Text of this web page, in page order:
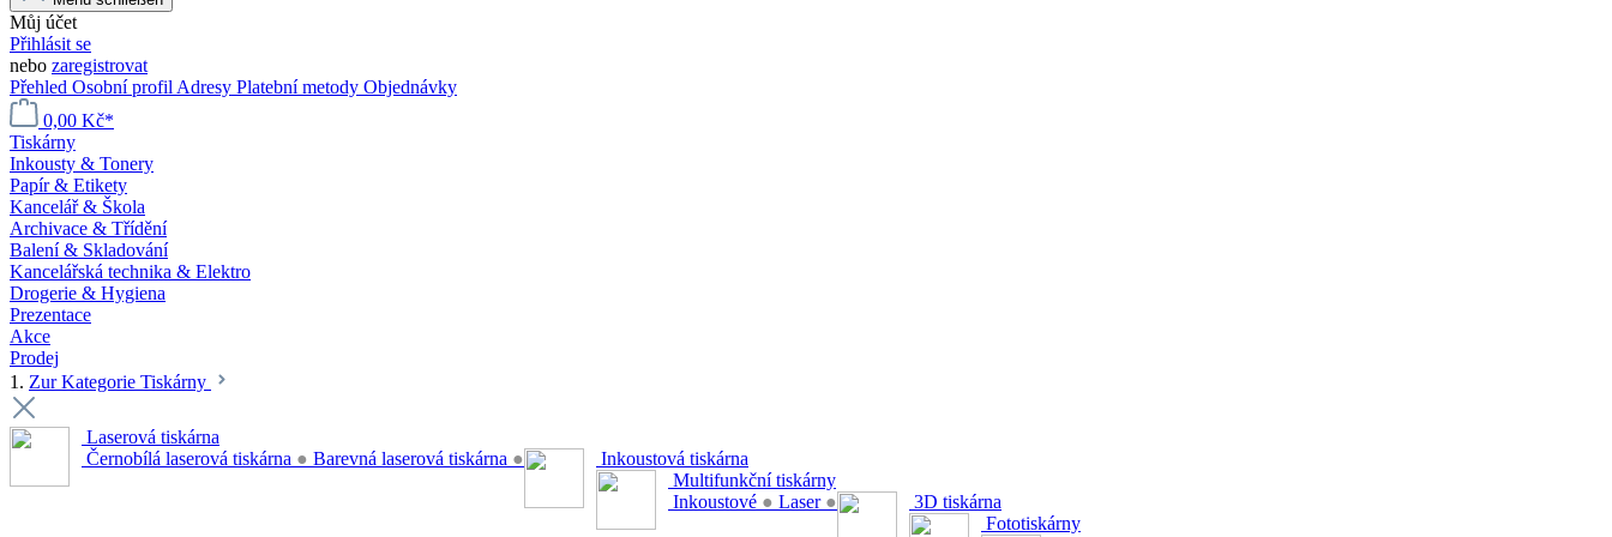
Můj účet
Přihlásit se
nebo zaregistrovat
Přehled Osobní profil Adresy Platební metody Objednávky
0,00 Kč*
Tiskárny
Inkousty & Tonery
Papír & Etikety
Kancelář & Škola
Archivace & Třídění
Balení & Skladování
Kancelářská technika & Elektro
Drogerie & Hygiena
Prezentace
Akce
Prodej
1. Zur Kategorie Tiskárny
Laserová tiskárna
Černobílá laserová tiskárna ● Barevná laserová tiskárna ●
Inkoustová tiskárna
Multifunkční tiskárny
Inkoustové ● Laser ●
3D tiskárna
Fototiskárny